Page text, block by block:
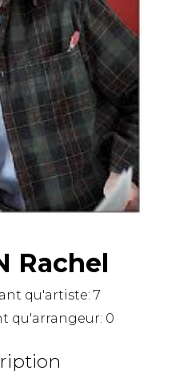
Rachel
qu'artiste:7
qu'arrangeur: 0